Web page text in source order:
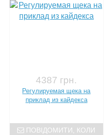
4387 грн.
Регулируемая щека на
приклад из кайдекса
ПОВІДОМИТИ, КОЛИ